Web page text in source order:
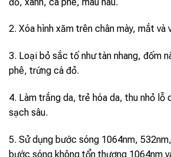
2. Xóa hình xăm trên chân mày, mắt và
3. Loại bỏ sắc tố như tàn nhang, đốm
phê, trứng cá đỏ.
4. Làm trắng da, trẻ hóa da, thu nhỏ lỗ
sạch sâu.
5. Sử dụng bước sóng 1064nm,
bước sóng không tổn thương 1064nm